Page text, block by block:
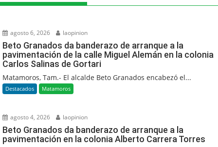
agosto 6, 2026 laopinion
Beto Granados da banderazo de arranque a la
pavimentación de la calle Miguel Alemán en la colonia
Carlos Salinas de Gortari
Matamoros, Tam.- El alcalde Beto Granados encabezó el...
Destacados Matamoros
agosto 4, 2026 laopinion
Beto Granados da banderazo de arranque a la
pavimentación en la colonia Alberto Carrera Torres